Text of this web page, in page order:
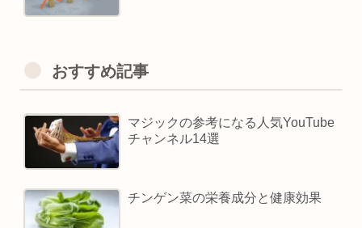
おすすめ記事
マジックの参考になる人気YouTube
チャンネル14選
チンゲン菜の栄養成分と健康効果